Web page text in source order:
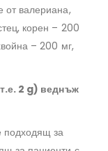
валериана,
корен – 200
– 200 мг,
2 g) веднъж
подходящ за